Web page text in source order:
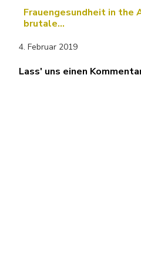
Frauengesundheit in the
brutale…
4. Februar 2019
Lass' uns einen